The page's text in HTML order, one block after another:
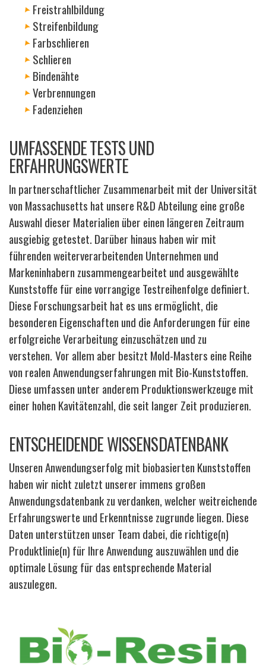
Freistrahlbildung
Streifenbildung
Farbschlieren
Schlieren
Bindenähte
Verbrennungen
Fadenziehen
UMFASSENDE TESTS UND
ERFAHRUNGSWERTE
In partnerschaftlicher Zusammenarbeit mit der Universität
von Massachusetts hat unsere R&D Abteilung eine große
Auswahl dieser Materialien über einen längeren Zeitraum
ausgiebig getestet. Darüber hinaus haben wir mit
führenden weiterverarbeitenden Unternehmen und
Markeninhabern zusammengearbeitet und ausgewählte
Kunststoffe für eine vorrangige Testreihenfolge definiert.
Diese Forschungsarbeit hat es uns ermöglicht, die
besonderen Eigenschaften und die Anforderungen für eine
erfolgreiche Verarbeitung einzuschätzen und zu
verstehen. Vor allem aber besitzt Mold-Masters eine Reihe
von realen Anwendungserfahrungen mit Bio-Kunststoffen.
Diese umfassen unter anderem Produktionswerkzeuge mit
einer hohen Kavitätenzahl, die seit langer Zeit produzieren.
ENTSCHEIDENDE WISSENSDATENBANK
Unseren Anwendungserfolg mit biobasierten Kunststoffen
haben wir nicht zuletzt unserer immens großen
Anwendungsdatenbank zu verdanken, welcher weitreichende
Erfahrungswerte und Erkenntnisse zugrunde liegen. Diese
Daten unterstützen unser Team dabei, die richtige(n)
Produktlinie(n) für Ihre Anwendung auszuwählen und die
optimale Lösung für das entsprechende Material
auszulegen.